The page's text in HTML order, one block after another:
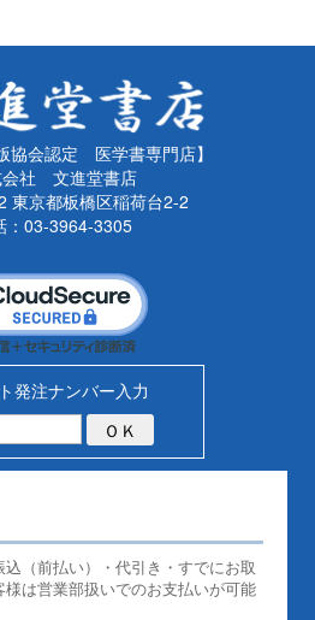
協会認定 医学書専門店】
会社 文進堂書店
東京都板橋区稲荷台2-2
：03-3964-3305
発注ナンバー入力
（前払い）・代引き・すでにお取
は営業部扱いでのお支払いが可能